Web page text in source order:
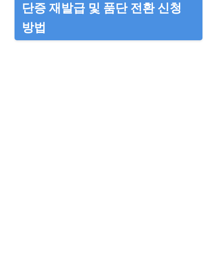
단증 재발급 및 품단 전환 신청
방법